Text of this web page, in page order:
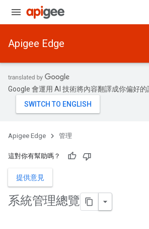
Apigee Edge
Google 會運用 AI 技術將內容翻譯成你偏好的
Apigee Edge 管理
這對你有幫助嗎？
提供意見
系統管理總覽